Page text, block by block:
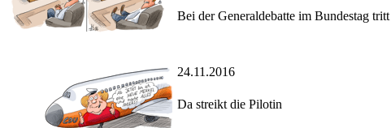
Bei der Generaldebatte im Bundestag
24.11.2016
Da streikt die Pilotin